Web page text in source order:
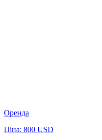
Оренда
Ціна: 800 USD